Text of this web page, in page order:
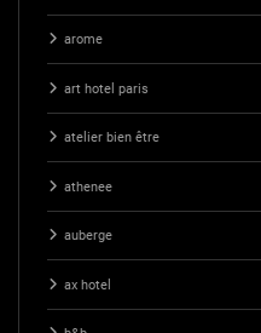
arome
art hotel paris
atelier bien être
athenee
auberge
ax hotel